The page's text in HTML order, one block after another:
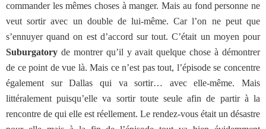
commander les mêmes choses à manger. Mais au fond personne ne
veut sortir avec un double de lui-même. Car l’on ne peut que
s’ennuyer quand on est d’accord sur tout. C’était un moyen pour
Suburgatory de montrer qu’il y avait quelque chose à démontrer
de ce point de vue là. Mais ce n’est pas tout, l’épisode se concentre
également sur Dallas qui va sortir… avec elle-même. Mais
littéralement puisqu’elle va sortir toute seule afin de partir à la
rencontre de qui elle est réellement. Le rendez-vous était un désastre